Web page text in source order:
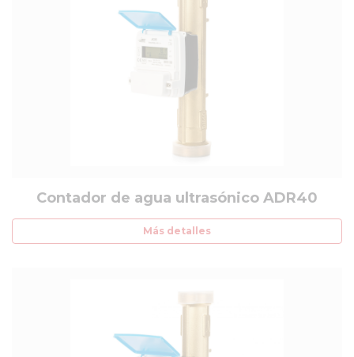
Contador de agua ultrasónico ADR40
Más detalles